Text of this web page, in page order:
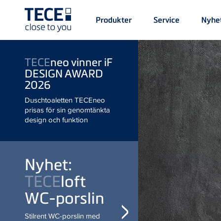
Main
Menü
1
Produkter Service
TECEneo vinner iF
DESIGN AWARD
2026
Duschtoaletten TECEneo
prisas för sin genomtänkta
design och funktion
Nyhet:
TECEloft
WC-porslin
Stilrent WC-porslin med